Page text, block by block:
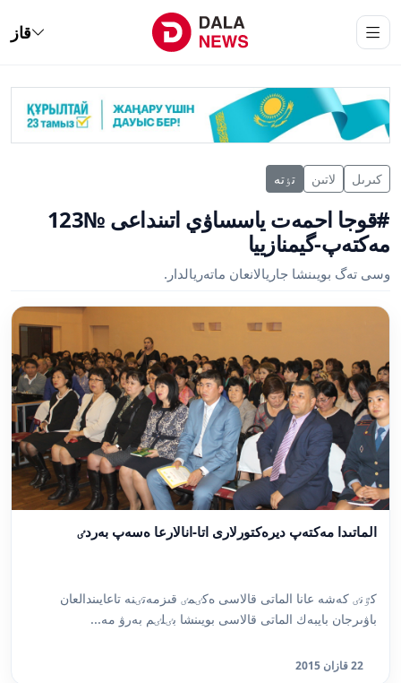
قاز
كىرىل لاتىن تٶتە
#قوجا احمەت ياسساۋي اتىنداعى №123
مەكتەپ-گيمنازييا
وسى تەگ بويىنشا جاريالانعان ماتەريالدار.
الماتىدا مەكتەپ ديرەكتورلارى اتا-انالارعا ەسەپ بەردٸ
كٷنٸ كەشە عانا الماتى قالاسى ەكٸمٸ قىزمەتٸنە تاعايىندالعان
باۋىرجان بايبەك الماتى قالاسى بويىنشا بٸلٸم بەرۋ مە...
22 قازان 2015